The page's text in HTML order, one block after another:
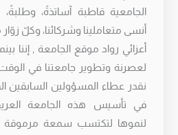
الجامعية قاطبة آساتذةً،
أنسى متعاملينا وشركائنا، وكلّ زوّار
أعزائي رواد موقع الجامعة , إننا
لعصرنة وتطوير جامعتنا في الوقت
نقدر عطاء المسؤولين السابقين
في تأسيس هذه الجامعة
لنموها لتكتسب سمعة مرموقة